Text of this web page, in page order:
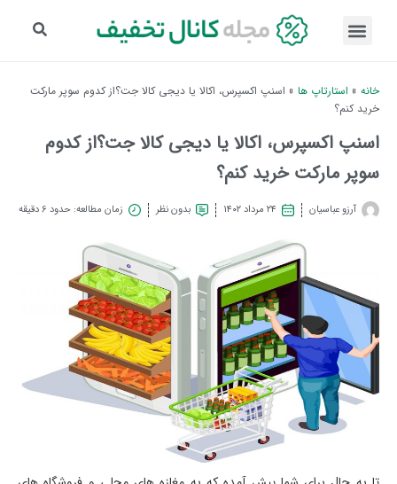
خانه » استارتاپ ها » اسنپ اکسپرس، اکالا یا دیجی کالا جت؟از کدوم سوپر مارکت
خرید کنم؟
اسنپ اکسپرس، اکالا یا دیجی کالا جت؟از کدوم
سوپر مارکت خرید کنم؟
آرزو عباسیان ۲۴ مرداد ۱۴۰۲ بدون نظر زمان مطالعه: حدود 6 دقیقه